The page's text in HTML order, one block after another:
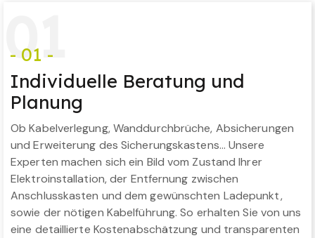
01
- 01 -
Individuelle Beratung und
Planung
Ob Kabelverlegung, Wanddurchbrüche, Absicherungen
und Erweiterung des Sicherungskastens… Unsere
Experten machen sich ein Bild vom Zustand Ihrer
Elektroinstallation, der Entfernung zwischen
Anschlusskasten und dem gewünschten Ladepunkt,
sowie der nötigen Kabelführung. So erhalten Sie von uns
eine detaillierte Kostenabschätzung und transparenten